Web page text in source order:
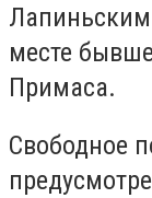
Лапиньским
месте
Примаса.
Свободное